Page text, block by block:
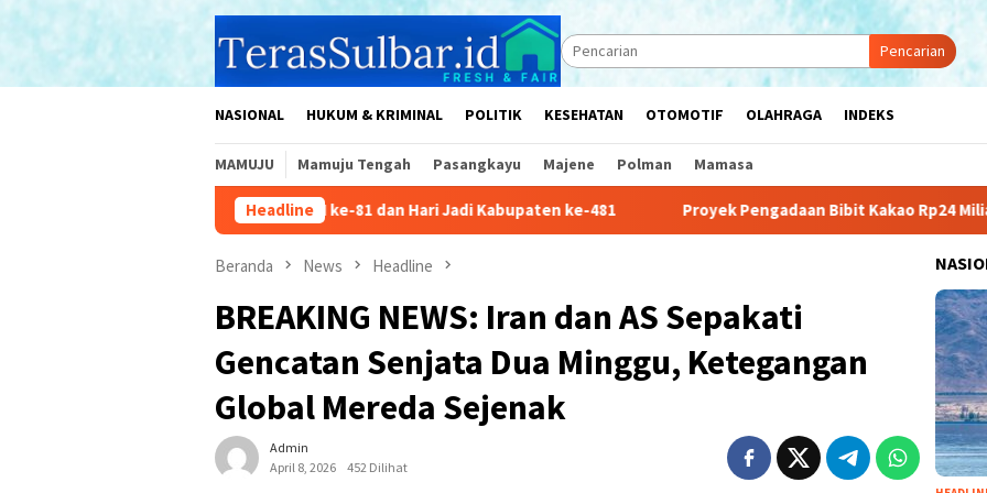
Pencarian
NASIONAL HUKUM & KRIMINAL POLITIK KESEHATAN OTOMOTIF OLAHRAGA INDEKS
MAMUJU Mamuju Tengah Pasangkayu Majene Polman Mamasa
Headline
Peringati HUT RI ke-81 dan Hari Jadi Kabupaten ke-481 Proyek Pengadaan Bibit Kakao Rp24 Miliar di Sulbar
Beranda News Headline
BREAKING NEWS: Iran dan AS Sepakati
Gencatan Senjata Dua Minggu, Ketegangan
Global Mereda Sejenak
Admin
April 8, 2026
452 Dilihat